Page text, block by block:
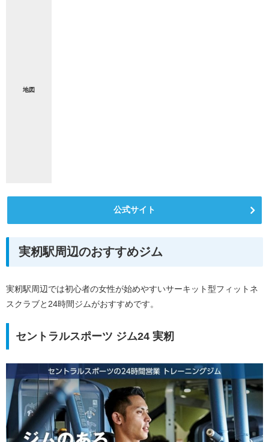
地図
公式サイト
実籾駅周辺のおすすめジム
実籾駅周辺では初心者の女性が始めやすいサーキット型フィットネ
スクラブと24時間ジムがおすすめです。
セントラルスポーツ ジム24 実籾